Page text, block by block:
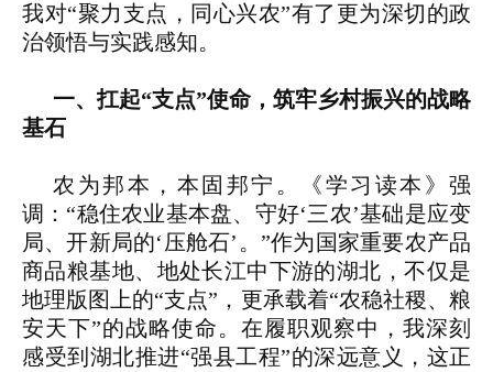
我对“聚力支点，同心兴农”有了更为深切的政
治领悟与实践感知。
一、扛起“支点”使命，筑牢乡村振兴的战略
基石
农为邦本，本固邦宁。《学习读本》强
调：“稳住农业基本盘、守好‘三农’基础是应变
局、开新局的‘压舱石’。”作为国家重要农产品
商品粮基地、地处长江中下游的湖北，不仅是
地理版图上的“支点”，更承载着“农稳社稷、粮
安天下”的战略使命。在履职观察中，我深刻
感受到湖北推进“强县工程”的深远意义，这正